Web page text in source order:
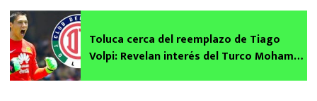
Toluca cerca del reemplazo de Tiago
Volpi: Revelan interés del Turco Mohamed